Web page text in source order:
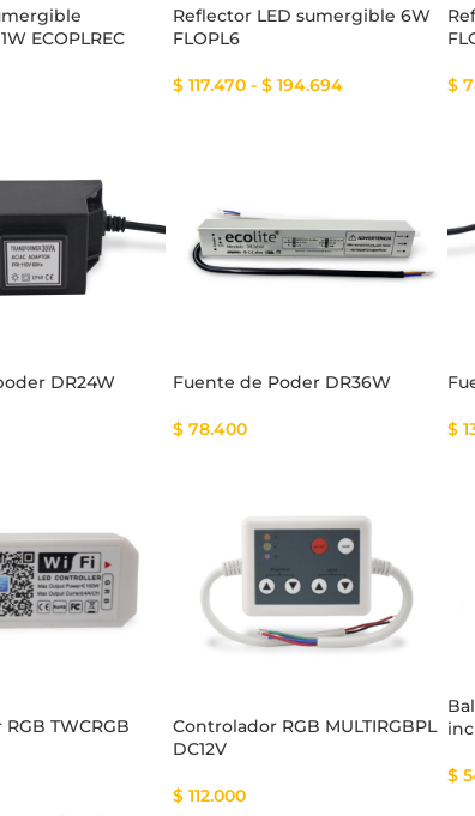
ECOPLREC
Reflector LED sumergible 6W
FLOPL6
$ 117.470 - $ 194.694 $
DR24W Fuente de Poder DR36W
$ 78.400 $
TWCRGB
Controlador RGB MULTIRGBPL
DC12V
$ 112.000
$